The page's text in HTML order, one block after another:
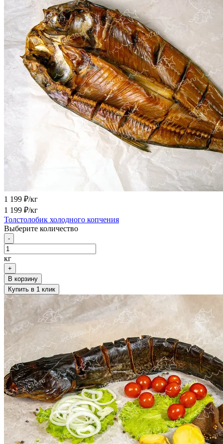
1 199 ₽/кг
1 199 ₽/кг
Толстолобик холодного копчения
Выберите количество
-
кг
+
В корзину
Купить в 1 клик